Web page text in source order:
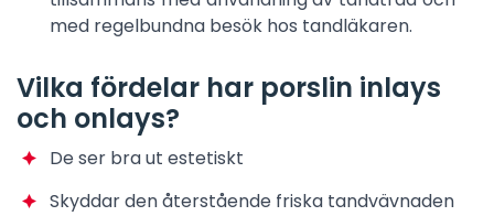
med regelbundna besök hos tandläkaren.
Vilka fördelar har porslin inlays
och onlays?
De ser bra ut estetiskt
Skyddar den återstående friska tandvävnaden